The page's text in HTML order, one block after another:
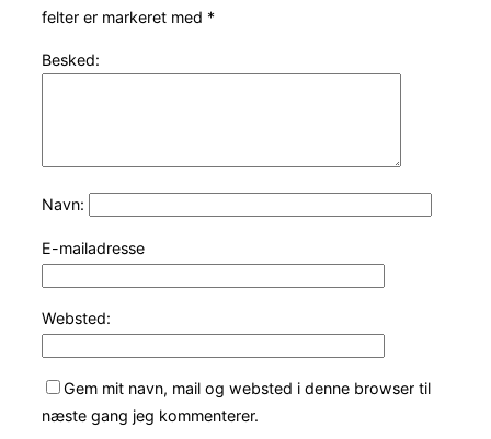
felter er markeret med *
Besked:
Navn:
E-mailadresse
Websted:
Gem mit navn, mail og websted i denne browser til
næste gang jeg kommenterer.